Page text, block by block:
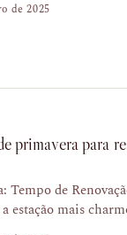
de 2025
primavera para
Tempo de
estação mais